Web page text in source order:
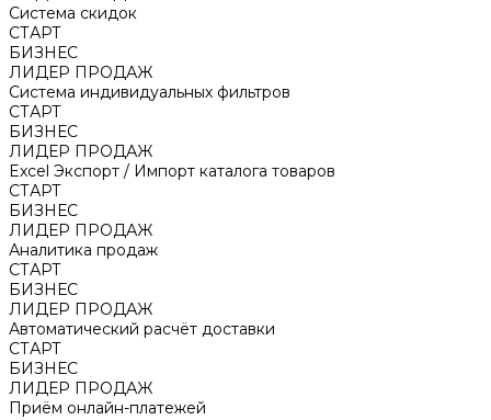
Система скидок
СТАРТ
БИЗНЕС
ЛИДЕР ПРОДАЖ
Система индивидуальных фильтров
СТАРТ
БИЗНЕС
ЛИДЕР ПРОДАЖ
Excel Экспорт / Импорт каталога товаров
СТАРТ
БИЗНЕС
ЛИДЕР ПРОДАЖ
Аналитика продаж
СТАРТ
БИЗНЕС
ЛИДЕР ПРОДАЖ
Автоматический расчёт доставки
СТАРТ
БИЗНЕС
ЛИДЕР ПРОДАЖ
Приём онлайн-платежей